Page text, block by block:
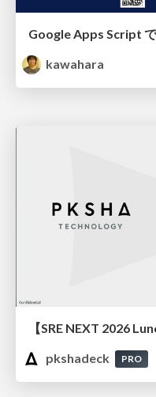
Google Apps Script
kawahara
pkshadeck
PRO